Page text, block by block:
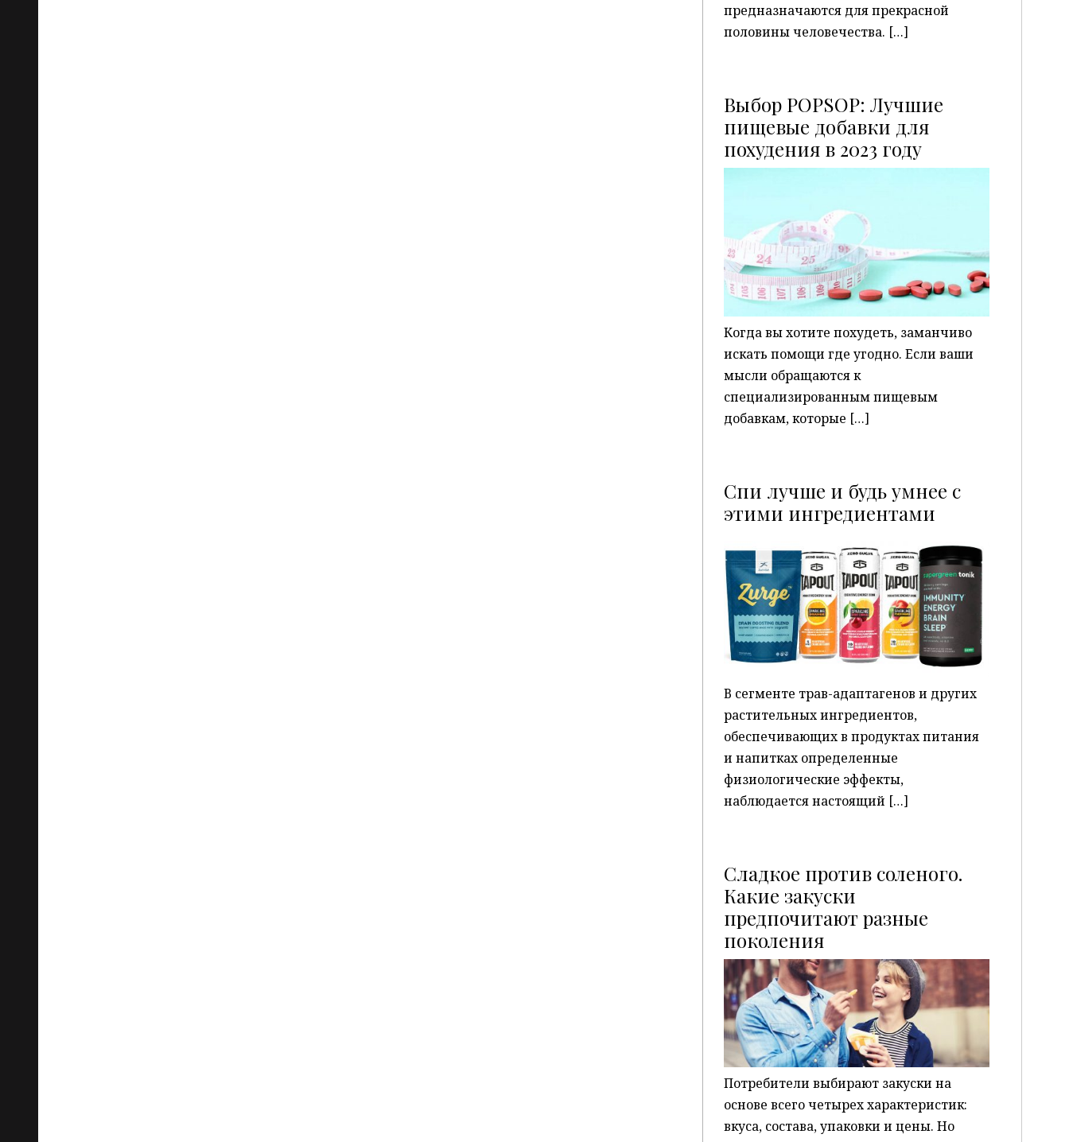
предназначаются для прекрасной
половины человечества. […]
Выбор POPSOP: Лучшие
пищевые добавки для
похудения в 2023 году
P
Когда вы хотите похудеть, заманчиво
искать помощи где угодно. Если ваши
мысли обращаются к
специализированным пищевым
добавкам, которые […]
Спи лучше и будь умнее с
этими ингредиентами
P
В сегменте трав-адаптагенов и других
растительных ингредиентов,
обеспечивающих в продуктах питания
и напитках определенные
физиологические эффекты,
наблюдается настоящий […]
Сладкое против соленого.
Какие закуски
предпочитают разные
поколенияP
Потребители выбирают закуски на
основе всего четырех характеристик:
вкуса, состава, упаковки и цены. Но